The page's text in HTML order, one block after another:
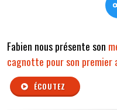
Fabien nous présente son
cagnotte pour son premier
ÉCOUTEZ